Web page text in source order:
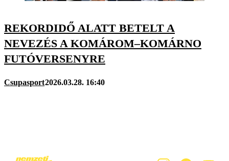
REKORDIDŐ ALATT BETELT A
NEVEZÉS A KOMÁROM–KOMÁRNO
FUTÓVERSENYRE
Csupasport2026.03.28. 16:40